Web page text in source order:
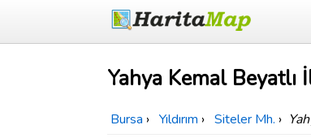
Yahya Kemal
Bursa › Yıldırım › Siteler Mh. ›